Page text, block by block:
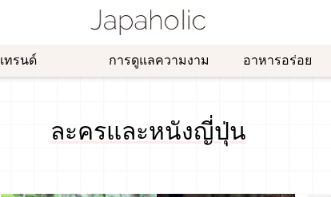
เทรนด์ การดูแลความงาม อาหารอร่อย
ละครและหนังญี่ปุ่น